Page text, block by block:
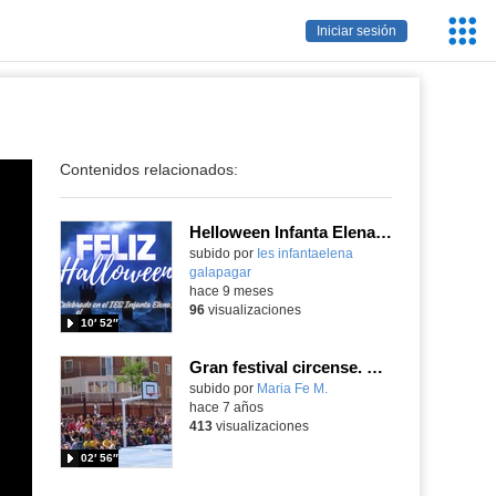
Iniciar sesión
Contenidos relacionados:
Helloween Infanta Elena 2025-26
subido por Ies infantaelena
galapagar
10′ 52″
-
hace 9 meses
96visualizaciones
Gran festival circense. CEIP Isaac Peral 2019
subido por Maria Fe M.
02′ 56″
hace 7 años
413visualizaciones